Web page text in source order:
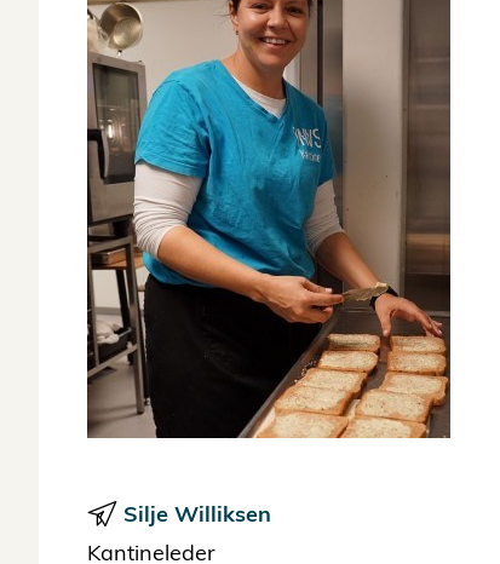
Silje Williksen
Kantineleder